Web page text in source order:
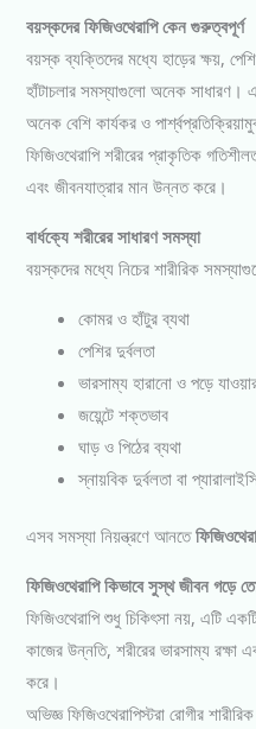
বয়স্কদের ফিজিওথেরাপি কেন গুরুত্বপূর্ণ
বয়স্ক ব্যক্তিদের মধ্যে হাড়ের ক্ষয়,
হাঁটাচলার সমস্যাগুলো অনেক সাধারণ।
অনেক বেশি কার্যকর ও
ফিজিওথেরাপি শরীরের প্রাকৃতিক
এবং জীবনযাত্রার মান উন্নত করে।
বার্ধক্যে শরীরের সাধারণ সমস্যা
বয়স্কদের মধ্যে নিচের শারীরিক
কোমর ও হাঁটুর ব্যথা
পেশির দুর্বলতা
ভারসাম্য হারানো ও পড়ে
জয়েন্টে শক্তভাব
ঘাড় ও পিঠের ব্যথা
স্নায়বিক দুর্বলতা বা
এসব সমস্যা নিয়ন্ত্রণে আনতে
ফিজিওথেরাপি কিভাবে সুস্থ জীবন গড়ে
ফিজিওথেরাপি শুধু চিকিৎসা নয়, এটি
কাজের উন্নতি, শরীরের ভারসাম্য রক্ষা
করে।
অভিজ্ঞ ফিজিওথেরাপিস্টরা রোগীর